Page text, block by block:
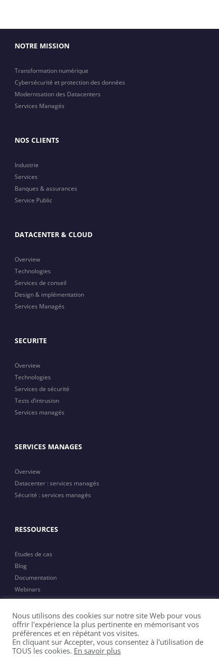
NOTRE MISSION
Transformation numérique
Cybersécurité et protection des données
Modernisation des Datacenters
Services Managés
NOS CLIENTS
Industrie
Services
Banques & assurances
Service Public
DATACENTER & CLOUD
Overview
Technologies
Services de conseil
Design & implémentation
Services Managés
SECURITE
Overview
Technologies
Services de sécurité
Tests d’intrusion
Services managés
SERVICES MANAGES
Overview
Datacenter : services managés
Sécurité : services managés
RESSOURCES
Etudes de cas
Blog
Documentation
Webinars
Actualités
Nous utilisons des cookies sur notre site Web pour vous
offrir l'expérience la plus pertinente en mémorisant vos
préférences et en répétant vos visites.
En cliquant sur Accepter, vous consentez à l'utilisation de
TOUS les cookies. En savoir plus